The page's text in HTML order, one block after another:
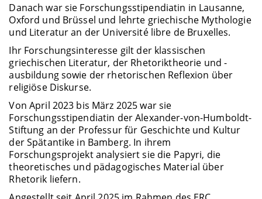
Danach war sie Forschungsstipendiatin in Lausanne,
Oxford und Brüssel und lehrte griechische Mythologie
und Literatur an der Université libre de Bruxelles.
Ihr Forschungsinteresse gilt der klassischen
griechischen Literatur, der Rhetoriktheorie und -
ausbildung sowie der rhetorischen Reflexion über
religiöse Diskurse.
Von April 2023 bis März 2025 war sie
Forschungsstipendiatin der Alexander-von-Humboldt-
Stiftung an der Professur für Geschichte und Kultur
der Spätantike in Bamberg. In ihrem
Forschungsprojekt analysiert sie die Papyri, die
theoretisches und pädagogisches Material über
Rhetorik liefern.